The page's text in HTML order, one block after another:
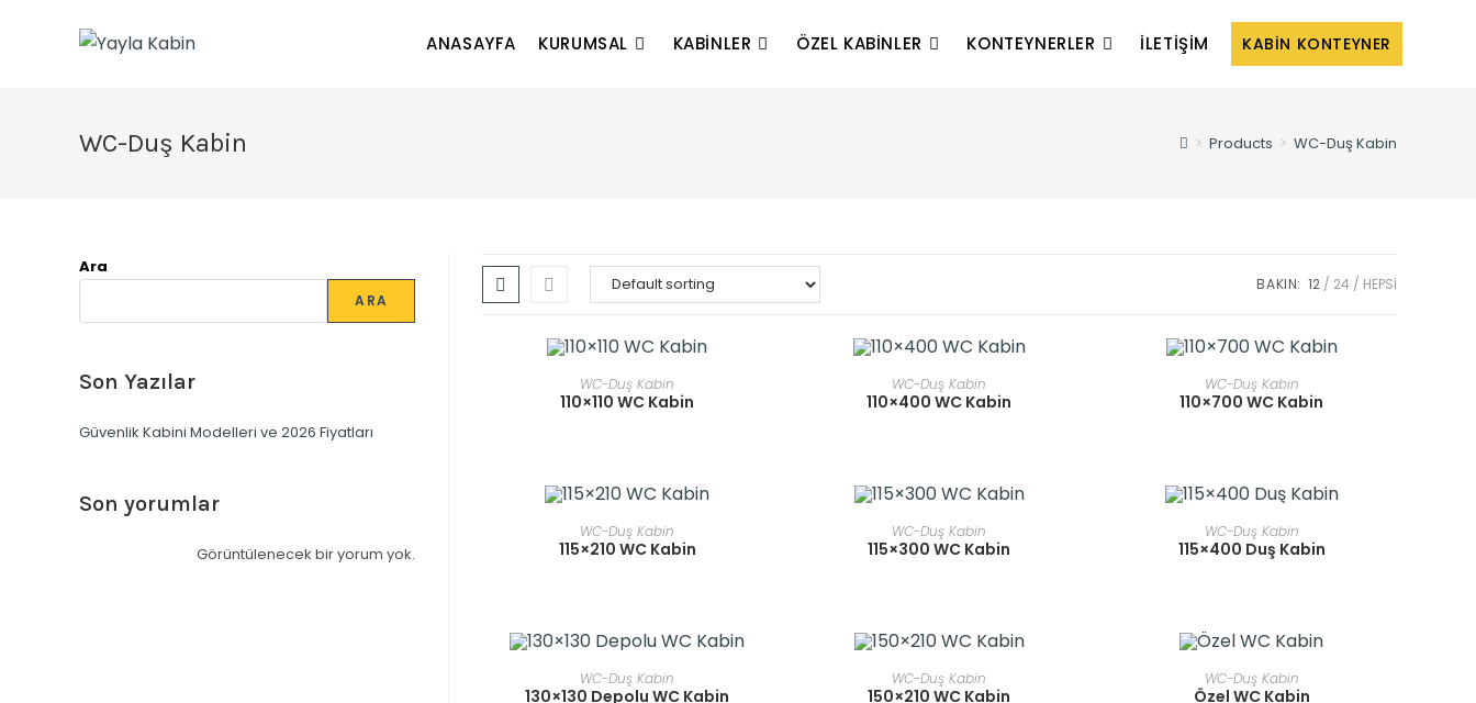
ANASAYFA KURUMSAL KABINLER ÖZEL KABINLER KONTEYNERLER İLETIŞIM KABIN KONTEYNER
WC-Duş Kabin > Products > WC-Duş Kabin
BAKIN: 12 24 HEPSI
READ MORE
WC-Duş Kabin
110×110 WC Kabin
READ MORE
WC-Duş Kabin
110×400 WC Kabin
READ MORE
WC-Duş Kabin
110×700 WC Kabin
READ MORE
WC-Duş Kabin
115×210 WC Kabin
READ MORE
WC-Duş Kabin
115×300 WC Kabin
READ MORE
WC-Duş Kabin
115×400 Duş Kabin
READ MORE
WC-Duş Kabin
130×130 Depolu WC Kabin
READ MORE
WC-Duş Kabin
150×210 WC Kabin
READ MORE
WC-Duş Kabin
Özel WC Kabin
Ara
ARA
Son Yazılar
Güvenlik Kabini Modelleri ve 2026 Fiyatları
Son yorumlar
Görüntülenecek bir yorum yok.